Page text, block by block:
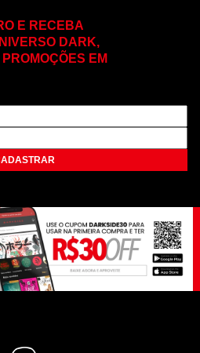
E RECEBA
DARK,
EM